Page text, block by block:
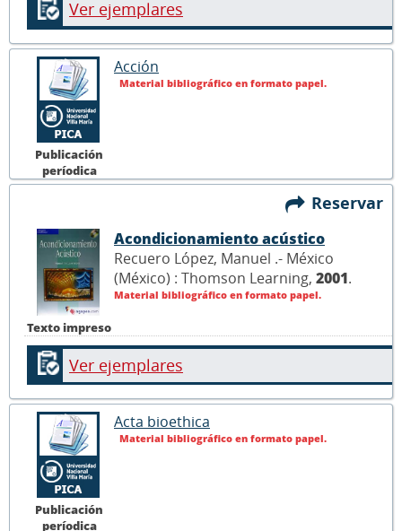
Ver ejemplares
Publicación
períodica
Acción
Material bibliográfico en formato papel.
Reservar
Texto impreso
Acondicionamiento acústico
Recuero López, Manuel .- México
(México) : Thomson Learning, 2001.
Material bibliográfico en formato papel.
Ver ejemplares
Publicación
períodica
Acta bioethica
Material bibliográfico en formato papel.